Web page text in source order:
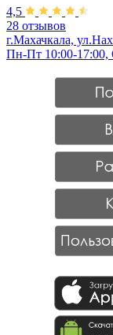
4,5
28 отзывов
г.Махачкала,
Пн-Пт 10:00-17:00,